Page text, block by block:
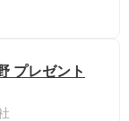
プレゼント